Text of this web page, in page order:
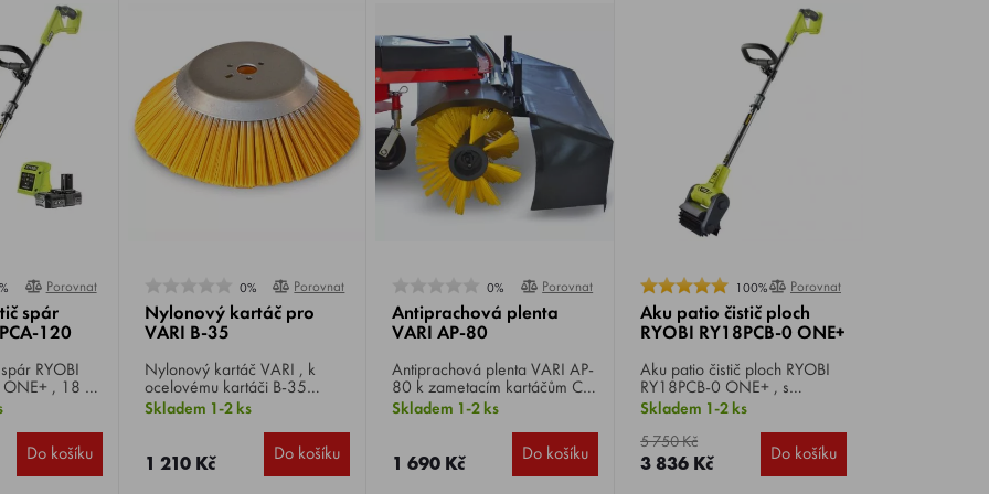
Porovnat
spár
120
, 18 V
kartáč,
Do košíku
0% Porovnat
Nylonový kartáč pro
VARI B-35
Nylonový kartáč VARI , k
ocelovému kartáči B-35
VEDEX a B-35B VEDEX slouží
jako je například přírodní
kámen, Terracota, dřevěné
podlahy nebo obklady
Skladem 1-2 ks
1 210 Kč Do košíku
0% Porovnat
Antiprachová plenta
VARI AP-80
Antiprachová plenta VARI AP-
80 k zametacím kartáčům CB-
80 a CB-800, slouží k
materiálu a rozptylu prachu při
suchém zametání.
Skladem 1-2 ks
1 690 Kč Do košíku
100% Porovnat
Aku patio čistič ploch
RYOBI RY18PCB-0 ONE+
Aku patio čistič ploch RYOBI
RY18PCB-0 ONE+ , s
rýžákem, napětí 18
výšky, hmotnost 3,5 kg.
Skladem 1-2 ks
5 750 Kč
3 836 Kč Do košíku